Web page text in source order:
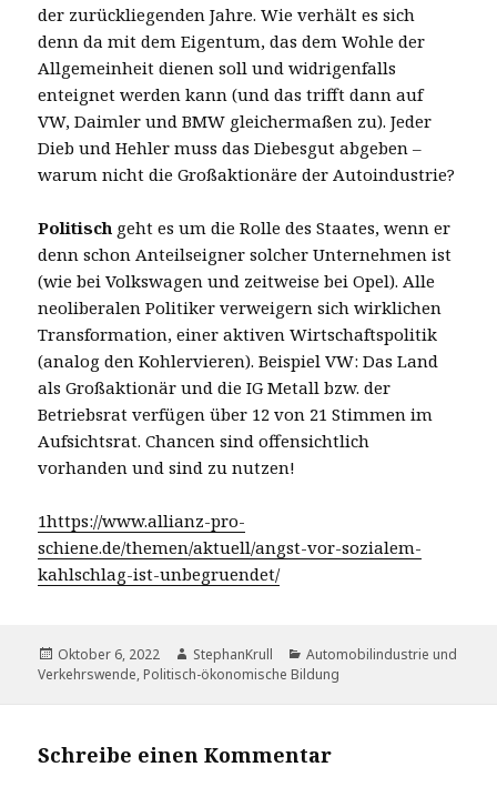
der zurückliegenden Jahre. Wie verhält es sich
denn da mit dem Eigentum, das dem Wohle der
Allgemeinheit dienen soll und widrigenfalls
enteignet werden kann (und das trifft dann auf
VW, Daimler und BMW gleichermaßen zu). Jeder
Dieb und Hehler muss das Diebesgut abgeben –
warum nicht die Großaktionäre der Autoindustrie?
Politisch geht es um die Rolle des Staates, wenn er
denn schon Anteilseigner solcher Unternehmen ist
(wie bei Volkswagen und zeitweise bei Opel). Alle
neoliberalen Politiker verweigern sich wirklichen
Transformation, einer aktiven Wirtschaftspolitik
(analog den Kohlervieren). Beispiel VW: Das Land
als Großaktionär und die IG Metall bzw. der
Betriebsrat verfügen über 12 von 21 Stimmen im
Aufsichtsrat. Chancen sind offensichtlich
vorhanden und sind zu nutzen!
1https://www.allianz-pro-
schiene.de/themen/aktuell/angst-vor-sozialem-
kahlschlag-ist-unbegruendet/
Veröffentlicht
am
Oktober 6, 2022 Autor
StephanKrull Kategorien
Automobilindustrie und
Verkehrswende, Politisch-ökonomische Bildung
Schreibe einen Kommentar